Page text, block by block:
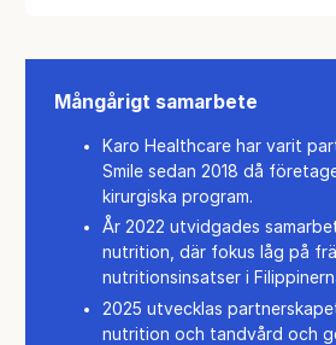
Mångårigt samarbete
Karo Healthcare har varit
Smile sedan 2018 då
kirurgiska program.
År 2022 utvidgades
nutrition, där fokus låg på
nutritionsinsatser i
2025 utvecklas
nutrition och tandvård och